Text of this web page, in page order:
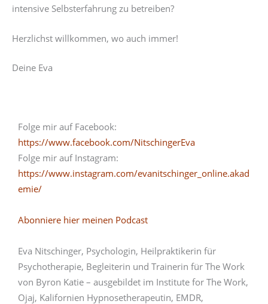
intensive Selbsterfahrung zu betreiben?
Herzlichst willkommen, wo auch immer!
Deine Eva
Folge mir auf Facebook:
https://www.facebook.com/NitschingerEva
Folge mir auf Instagram:
https://www.instagram.com/evanitschinger_online.akad
emie/
Abonniere hier meinen Podcast
Eva Nitschinger, Psychologin, Heilpraktikerin für
Psychotherapie, Begleiterin und Trainerin für The Work
von Byron Katie – ausgebildet im Institute for The Work,
Ojaj, Kalifornien Hypnosetherapeutin, EMDR,